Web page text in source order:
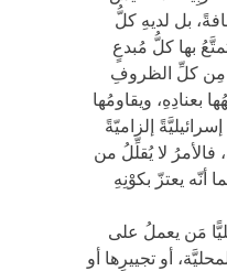
بل لديهِ كلُّ
بها كلُّ مُبدعٍ
مِن كلِّ الظروفِ
بعنادِهِ، ويقاومُها
إلزاميّةً
لا يُقلِّلُ من
يعتزّ بكوْنِهِ
مَن يعملُ على
أو تجييرِها أو